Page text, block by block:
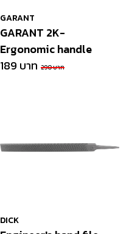
GARANT
GARANT 2K-
Ergonomic handle
189 บาท 290 บาท
DICK